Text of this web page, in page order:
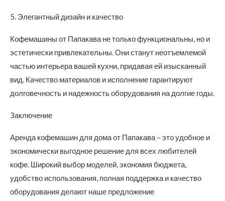
5. Элегантный дизайн и качество
Кофемашины от Папакава не только функциональны, но и
эстетически привлекательны. Они станут неотъемлемой
частью интерьера вашей кухни, придавая ей изысканный
вид. Качество материалов и исполнение гарантируют
долговечность и надежность оборудования на долгие годы.
Заключение
Аренда кофемашин для дома от Папакава – это удобное и
экономически выгодное решение для всех любителей
кофе. Широкий выбор моделей, экономия бюджета,
удобство использования, полная поддержка и качество
оборудования делают наше предложение